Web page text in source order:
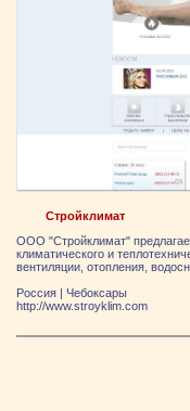
Стройклимат
ООО "Стройклимат"
климатического и
вентиляции, отопления,
Россия
Чебоксары
http://www.stroyklim.com